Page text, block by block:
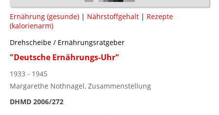
Ernährung (gesunde) | Nährstoffgehalt | Rezepte
(kalorienarm)
Drehscheibe / Ernährungsratgeber
"Deutsche Ernährungs-Uhr"
1933 - 1945
Margarethe Nothnagel, Zusammenstellung
DHMD 2006/272